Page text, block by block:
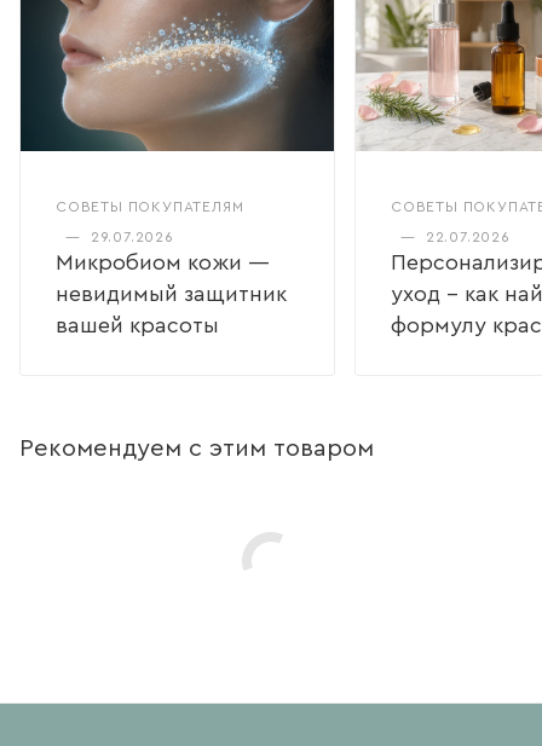
СОВЕТЫ ПОКУПАТЕЛЯМ
— 29.07.2026
Микробиом кожи —
невидимый защитник
вашей красоты
СОВЕТЫ
— 22.07.2026
уход – как
формулу
Рекомендуем с этим товаром